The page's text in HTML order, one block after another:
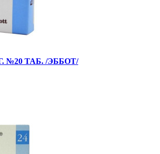
№20 ТАБ. /ЭББОТ/